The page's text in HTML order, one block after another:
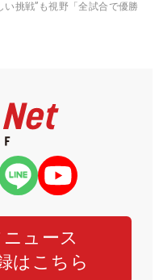
い挑戦”も視野「全試合で優勝
ュース
はこちら